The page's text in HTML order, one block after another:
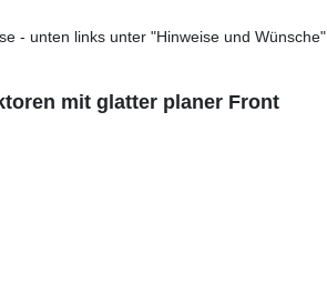
- unten links unter "Hinweise und Wünsche"
mit glatter planer Front